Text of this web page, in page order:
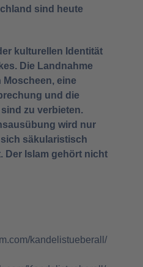
sind heute
kulturellen Identität
Die Landnahme
eine
und die
zu verbieten.
wird nur
säkularistisch
Der Islam gehört nicht
kandelistueberall/